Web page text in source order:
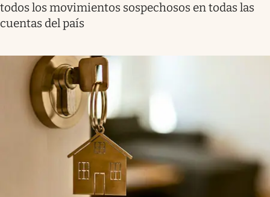
todos los movimientos sospechosos en todas las
cuentas del país